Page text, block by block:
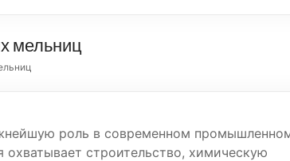
мельниц
роль в современном
строительство, химическую